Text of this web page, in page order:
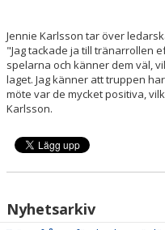
Jennie Karlsson tar över
"Jag tackade ja till tränarrollen
spelarna och känner dem väl,
laget. Jag känner att truppen
möte var de mycket positiva,
Karlsson.
Nyhetsarkiv